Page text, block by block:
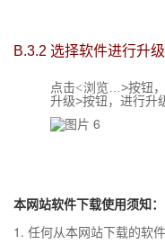
B.3.2 选择软件进行升级
点击<浏览
>按钮
升级>按钮，进行升
本网站软件下载使用须知：
1. 任何从本网站下载的软